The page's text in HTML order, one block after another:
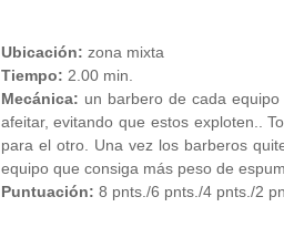
Ubicación: zona mixta
Tiempo: 2.00 min.
Mecánica: un barbero de cada
afeitar, evitando que estos exploten..
para el otro. Una vez los barberos
equipo que consiga más peso de
Puntuación: 8 pnts./6 pnts./4 pnts./2